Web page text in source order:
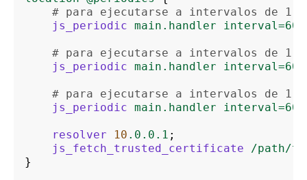
# para ejecutarse a intervalos de 1
js_periodic main.handler interval=60s
# para ejecutarse a intervalos de 1
js_periodic main.handler interval=60s
# para ejecutarse a intervalos de 1
js_periodic main.handler interval=60s
resolver 10 .0.0.1 ;
js_fetch_trusted_certificate
/path/to/
}